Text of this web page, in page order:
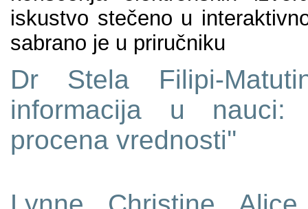
iskustvo stečeno u
sabrano je u priručniku
Dr Stela Filipi-
informacija u nauci:
procena vrednosti''